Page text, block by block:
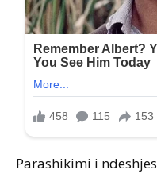
Parashikimi i ndeshjes